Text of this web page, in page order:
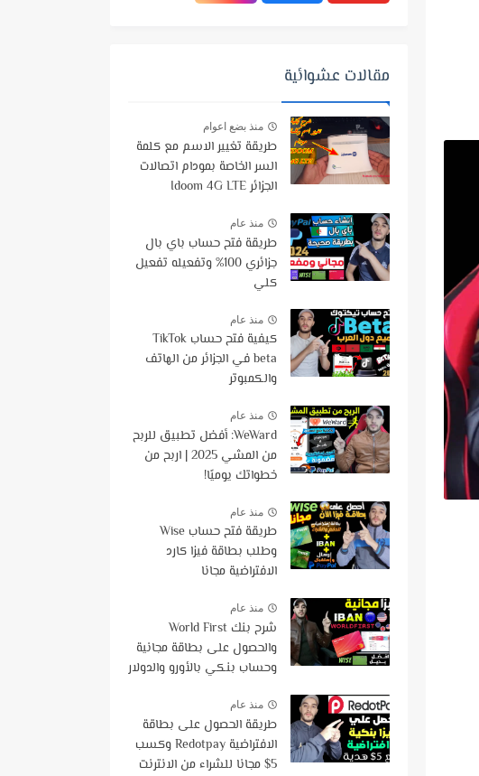
مقالات عشوائية
منذ بضع اعوام
طريقة تغيير الاسم مع كلمة
السر الخاصة بمودام اتصالات
الجزائر Idoom 4G LTE
منذ عام
طريقة فتح حساب باي بال
جزائري 100% وتفعيله تفعيل
كلي
منذ عام
كيفية فتح حساب TikTok
beta في الجزائر من الهاتف
والكمبوتر
منذ عام
WeWard: أفضل تطبيق للربح
من المشي 2025 | اربح من
خطواتك يوميًا!
منذ عام
طريقة فتح حساب Wise
وطلب بطاقة فيزا كارد
الافتراضية مجانا
منذ عام
شرح بنك World First
والحصول على بطاقة مجانية
وحساب بنكي بالأورو والدولار
لوايزمنذ عام
طريقة الحصول على بطاقة
الافتراضية Redotpay وكسب
5$ مجانا للشراء من الانترنت